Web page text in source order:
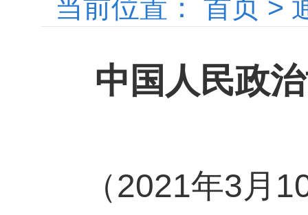
当前位置： 首页 >
中国人民政
（2021年3 月